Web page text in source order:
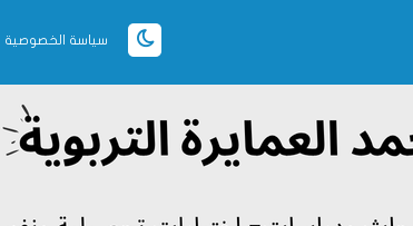
سياسة الخصوصية